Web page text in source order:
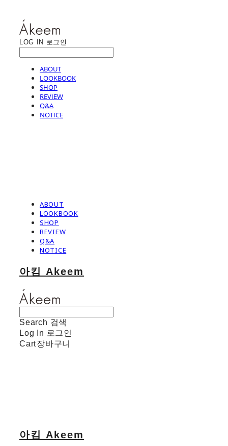
LOG IN 로그인
ABOUT
LOOKBOOK
SHOP
REVIEW
Q&A
NOTICE
ABOUT
LOOKBOOK
SHOP
REVIEW
Q&A
NOTICE
아킴 Akeem
Search 검색
Log In 로그인
Cart장바구니
아킴 Akeem